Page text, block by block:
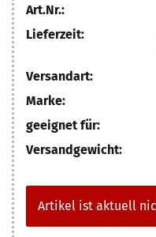
Art.Nr.:
Lieferzeit:
Versandart:
Marke:
geeignet für:
Versandgewicht:
Artikel ist aktuell